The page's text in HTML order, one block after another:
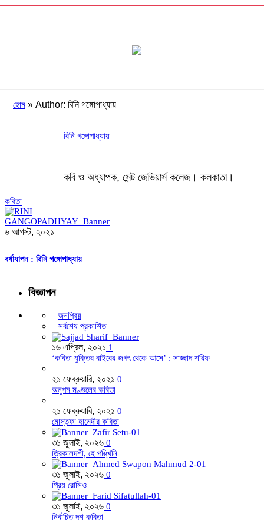
হোম » Author: রিনি গঙ্গোপাধ্যায়
রিনি গঙ্গোপাধ্যায়
কবি ও অধ্যাপক, সেন্ট জেভিয়ার্স কলেজ। কলকাতা।
কবিতা
৬ আগস্ট, ২০২১
বর্ষাযাপন : রিনি গঙ্গোপাধ্যায়
বিজ্ঞাপন
জনপ্রিয়
সর্বশেষ প্রকাশিত
১৬ এপ্রিল, ২০২১ 1
‘কবিতা যুক্তির বাইরের জগৎ থেকে আসে’ : সাজ্জাদ শরিফ
২১ ফেব্রুয়ারি, ২০২১ 0
অনুপম মণ্ডলের কবিতা
২১ ফেব্রুয়ারি, ২০২১ 0
মোস্তফা হামেদীর কবিতা
৩১ জুলাই, ২০২৬ 0
ত্রিকালদর্শী, হে পঙ্খিনি
৩১ জুলাই, ২০২৬ 0
প্রিয় রোসিও
৩১ জুলাই, ২০২৬ 0
নির্বাচিত দশ কবিতা